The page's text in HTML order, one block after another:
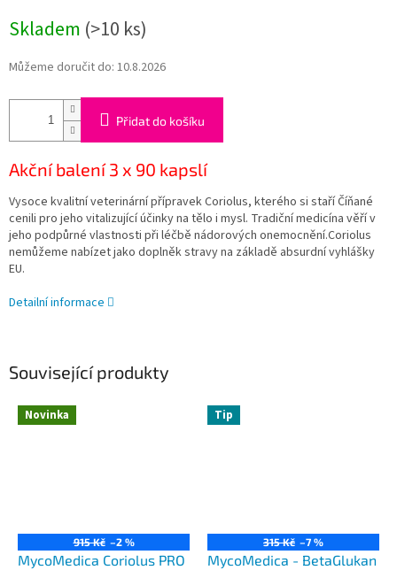
cena:
Skladem (>10 ks)
Můžeme doručit do: 10.8.2026
Přidat do košíku
Akční balení 3 x 90 kapslí
Vysoce kvalitní veterinární přípravek Coriolus, kterého si staří Číňané
cenili pro jeho vitalizující účinky na tělo i mysl. Tradiční medicína věří v
jeho podpůrné vlastnosti při léčbě nádorových onemocnění.Coriolus
nemůžeme nabízet jako doplněk stravy na základě absurdní vyhlášky
EU.
Detailní informace
Související produkty
Novinka
915 Kč –2 %
MycoMedica Coriolus PRO
Tip
315 Kč –7 %
MycoMedica - BetaGlukan